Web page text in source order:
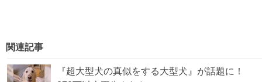
関連記事
『超大型犬の真似をする大型犬』が話題に！